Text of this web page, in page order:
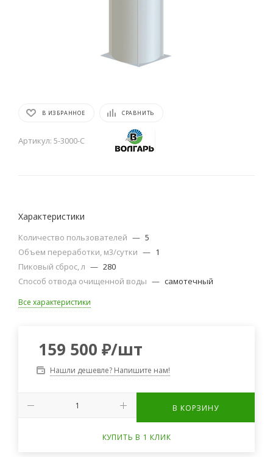
В ИЗБРАННОЕ СРАВНИТЬ
Артикул: 5-3000-С
Характеристики
Количество пользователей — 5
Объем переработки, м3/сутки — 1
Пиковый сброс, л — 280
Способ отвода очищенной воды — самотечный
Все характеристики
159 500 ₽/шт
Нашли дешевле? Напишите нам!
В КОРЗИНУ
КУПИТЬ В 1 КЛИК